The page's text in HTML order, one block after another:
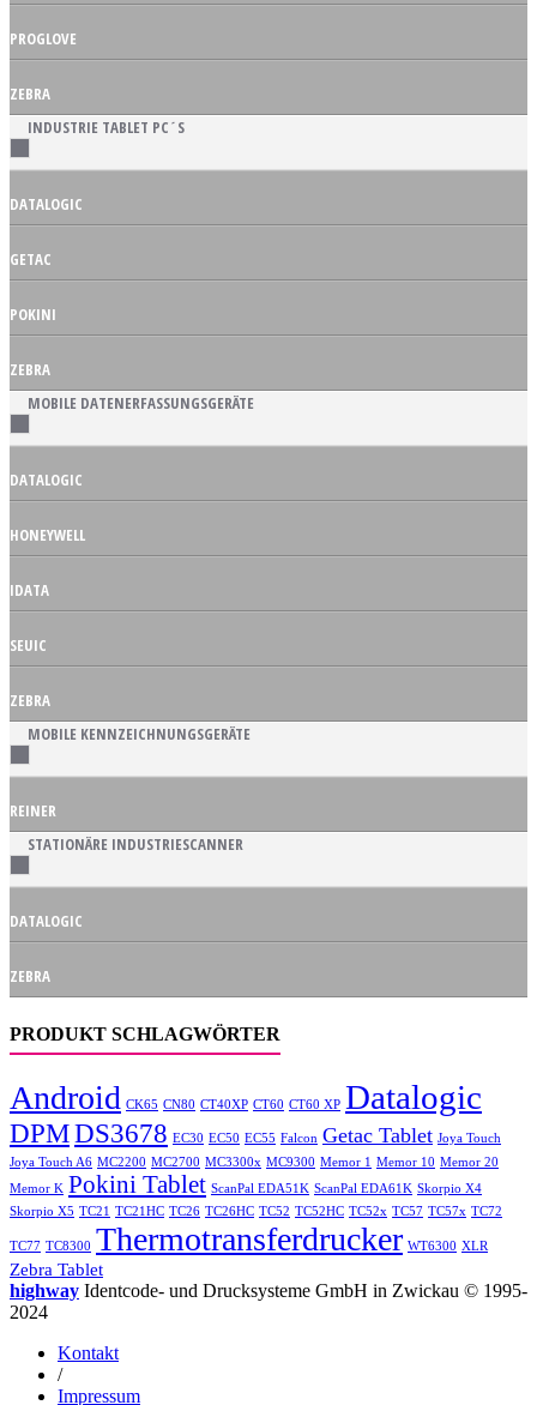
PROGLOVE
ZEBRA
INDUSTRIE TABLET PC´S
DATALOGIC
GETAC
POKINI
ZEBRA
MOBILE DATENERFASSUNGSGERÄTE
DATALOGIC
HONEYWELL
IDATA
SEUIC
ZEBRA
MOBILE KENNZEICHNUNGSGERÄTE
REINER
STATIONÄRE INDUSTRIESCANNER
DATALOGIC
ZEBRA
PRODUKT SCHLAGWÖRTER
Android CK65 CN80 CT40XP CT60 CT60 XP Datalogic
DPMDS3678 EC30 EC50 EC55 Falcon Getac Tablet Joya Touch
Joya Touch A6 MC2200 MC2700 MC3300x MC9300 Memor 1 Memor 10 Memor 20
Memor K Pokini Tablet ScanPal EDA51K ScanPal EDA61K Skorpio X4
Skorpio X5 TC21 TC21HC TC26 TC26HC TC52 TC52HC TC52x TC57 TC57x TC72
TC77 TC8300 Thermotransferdrucker WT6300 XLR
Zebra Tablet
highway Identcode- und Drucksysteme GmbH in Zwickau © 1995-
2024
Kontakt
/
Impressum